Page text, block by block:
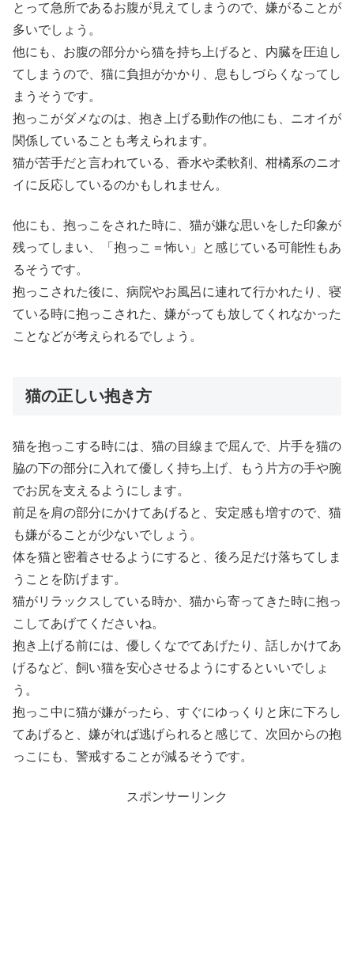
とって急所であるお腹が見えてしまうので、嫌がることが
多いでしょう。
他にも、お腹の部分から猫を持ち上げると、内臓を圧迫し
てしまうので、猫に負担がかかり、息もしづらくなってし
まうそうです。
抱っこがダメなのは、抱き上げる動作の他にも、ニオイが
関係していることも考えられます。
猫が苦手だと言われている、香水や柔軟剤、柑橘系のニオ
イに反応しているのかもしれません。
他にも、抱っこをされた時に、猫が嫌な思いをした印象が
残ってしまい、「抱っこ＝怖い」と感じている可能性もあ
るそうです。
抱っこされた後に、病院やお風呂に連れて行かれたり、寝
ている時に抱っこされた、嫌がっても放してくれなかった
ことなどが考えられるでしょう。
猫の正しい抱き方
猫を抱っこする時には、猫の目線まで屈んで、片手を猫の
脇の下の部分に入れて優しく持ち上げ、もう片方の手や腕
でお尻を支えるようにします。
前足を肩の部分にかけてあげると、安定感も増すので、猫
も嫌がることが少ないでしょう。
体を猫と密着させるようにすると、後ろ足だけ落ちてしま
うことを防げます。
猫がリラックスしている時か、猫から寄ってきた時に抱っ
こしてあげてくださいね。
抱き上げる前には、優しくなでてあげたり、話しかけてあ
げるなど、飼い猫を安心させるようにするといいでしょ
う。
抱っこ中に猫が嫌がったら、すぐにゆっくりと床に下ろし
てあげると、嫌がれば逃げられると感じて、次回からの抱
っこにも、警戒することが減るそうです。
スポンサーリンク